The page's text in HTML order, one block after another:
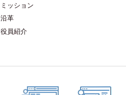
ミッション
沿革
役員紹介